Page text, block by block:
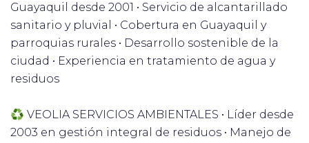
Guayaquil desde 2001 • Servicio de alcantarillado
sanitario y pluvial • Cobertura en Guayaquil y
parroquias rurales • Desarrollo sostenible de la
ciudad • Experiencia en tratamiento de agua y
residuos
♻️ VEOLIA SERVICIOS AMBIENTALES • Líder desde
2003 en gestión integral de residuos • Manejo de